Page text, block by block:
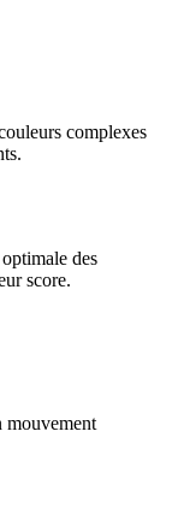
complexes
des
score.
mouvement